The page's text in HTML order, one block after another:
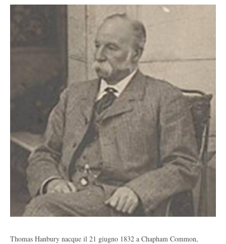
Thomas Hanbury nacque il 21 giugno 1832 a Chapham Common,